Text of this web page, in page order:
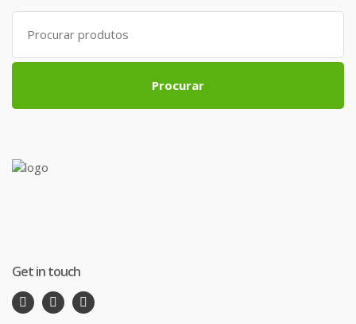
Search
for:
Procurar
Get in touch